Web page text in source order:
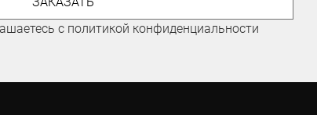
с политикой конфиденциальности